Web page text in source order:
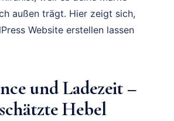
außen trägt. Hier zeigt sich,
Website erstellen lassen
und Ladezeit –
Hebel